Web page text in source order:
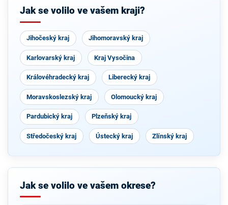
Jak se volilo ve vašem kraji?
Jihočeský kraj Jihomoravský kraj
Karlovarský kraj Kraj Vysočina
Královéhradecký kraj Liberecký kraj
Moravskoslezský kraj Olomoucký kraj
Pardubický kraj Plzeňský kraj
Středočeský kraj Ústecký kraj Zlínský kraj
Jak se volilo ve vašem okrese?